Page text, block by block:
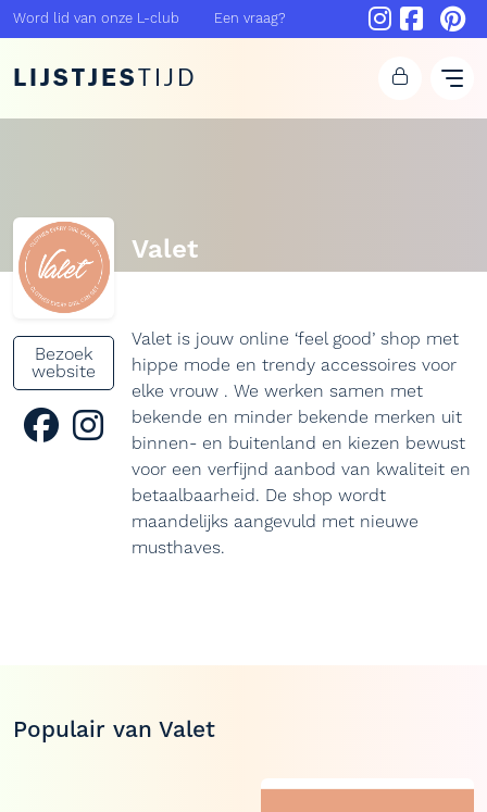
Word lid van onze L-club Een vraag?
LIJSTJESTIJD
Bezoek
website
Valet
Valet is jouw online ‘feel good’ shop met
hippe mode en trendy accessoires voor
elke vrouw . We werken samen met
bekende en minder bekende merken uit
binnen- en buitenland en kiezen bewust
voor een verfijnd aanbod van kwaliteit en
betaalbaarheid. De shop wordt
maandelijks aangevuld met nieuwe
musthaves.
Populair van Valet